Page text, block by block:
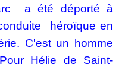
a été déporté à
héroïque en
C'est un homme
Hélie de Saint-